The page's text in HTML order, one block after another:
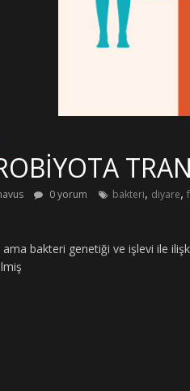
0 yorum bakteri, diyare,
bakteri genetiği ve işlevi ile